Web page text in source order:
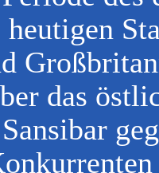
das